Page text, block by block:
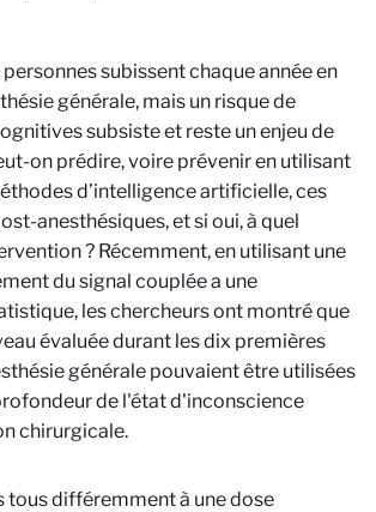
subissent chaque année en
générale, mais un risque de
subsiste et reste un enjeu de
on prédire, voire prévenir en utilisant
d’intelligence artificielle, ces
anesthésiques, et si oui, à quel
? Récemment, en utilisant une
du signal couplée a une
les chercheurs ont montré que
évaluée durant les dix premières
générale pouvaient être utilisées
de l'état d'inconscience
chirurgicale.
tous différemment à une dose